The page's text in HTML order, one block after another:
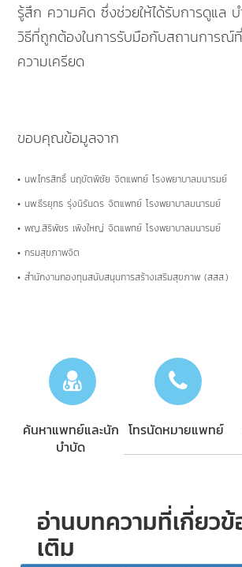
รู้สึก ความคิด ซึ่งช่วยให้ได้รับการดูแล
วิธีที่ถูกต้องในการรับมือกับสถานการณ์ที่
ความเครียด
ขอบคุณข้อมูลจาก
• นพ.ไกรสิทธิ์ นฤขัตพิชัย จิตแพทย์ โรงพยาบาลมนารมย์
• นพ.ธีรยุทธ รุ่งนิรันดร จิตแพทย์ โรงพยาบาลมนารมย์
• พญ.สิริพัชร เพิงใหญ่ จิตแพทย์ โรงพยาบาลมนารมย์
• กรมสุขภาพจิต
• สำนักงานกองทุนสนับสนุนการสร้างเสริมสุขภาพ (สสส.)
ค้นหาแพทย์และนัก
บำบัด
โทรนัดหมายแพทย์
อ่านบทความที่เกี่ยวข้
เติม